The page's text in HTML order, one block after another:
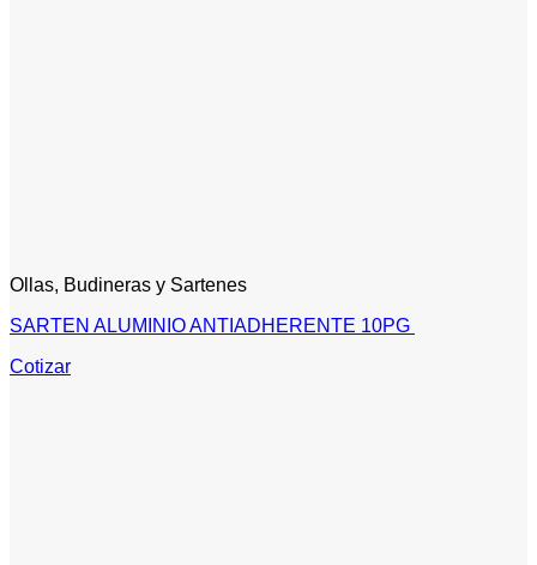
Ollas, Budineras y Sartenes
SARTEN ALUMINIO ANTIADHERENTE 10PG
Cotizar